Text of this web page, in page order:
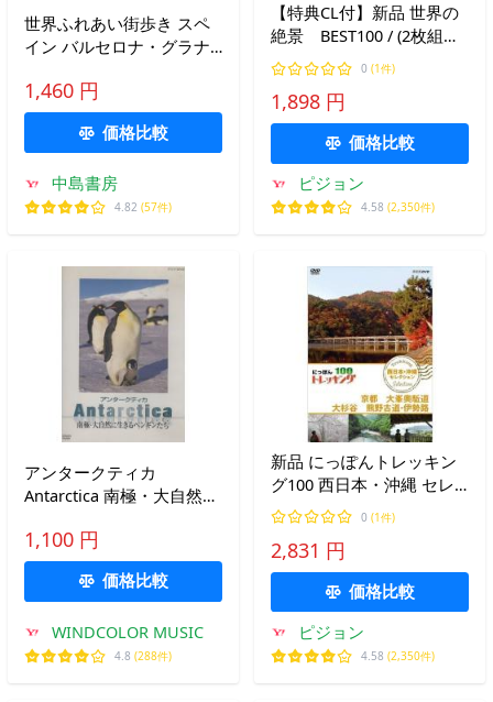
世界ふれあい街歩き スペ
イン バルセロナ・グラナ
1,460 円
価格比較
中島書房
4.82 (57件)
【特典CL付】新品 世界の
絶景 BEST100 / (2枚組
DVD) 2WVD-8100G-KEEP
0 (1件)
1,898 円
価格比較
ピジョン
4.58 (2,350件)
アンタークティカ
Antarctica 南極・大自然に
2005.12.22 / NHK・動物ド
キュメンタリー / DVD /
NSDS-9560
1,100 円
価格比較
WINDCOLOR MUSIC
4.8 (288件)
新品 にっぽんトレッキン
グ100 西日本・沖縄 セレ
クション 京都 大峯奥駈道
大杉谷 熊野古道・伊勢路 /
(DVD) NSDS-23367-NHK
0 (1件)
2,831 円
価格比較
ピジョン
4.58 (2,350件)